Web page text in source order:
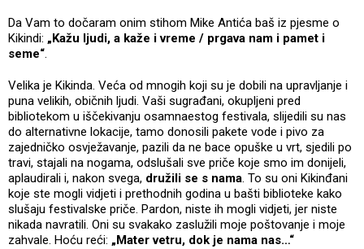
Da Vam to dočaram onim stihom Mike Antića baš iz pjesme o
Kikindi: „Kažu ljudi, a kaže i vreme / prgava nam i pamet i
seme“.
Velika je Kikinda. Veća od mnogih koji su je dobili na upravljanje i
puna velikih, običnih ljudi. Vaši sugrađani, okupljeni pred
bibliotekom u iščekivanju osamnaestog festivala, slijedili su nas
do alternativne lokacije, tamo donosili pakete vode i pivo za
zajedničko osvježavanje, pazili da ne bace opuške u vrt, sjedili po
travi, stajali na nogama, odslušali sve priče koje smo im donijeli,
aplaudirali i, nakon svega, družili se s nama. To su oni Kikinđani
koje ste mogli vidjeti i prethodnih godina u bašti biblioteke kako
slušaju festivalske priče. Pardon, niste ih mogli vidjeti, jer niste
nikada navratili. Oni su svakako zaslužili moje poštovanje i moje
zahvale. Hoću reći: „Mater vetru, dok je nama nas…“